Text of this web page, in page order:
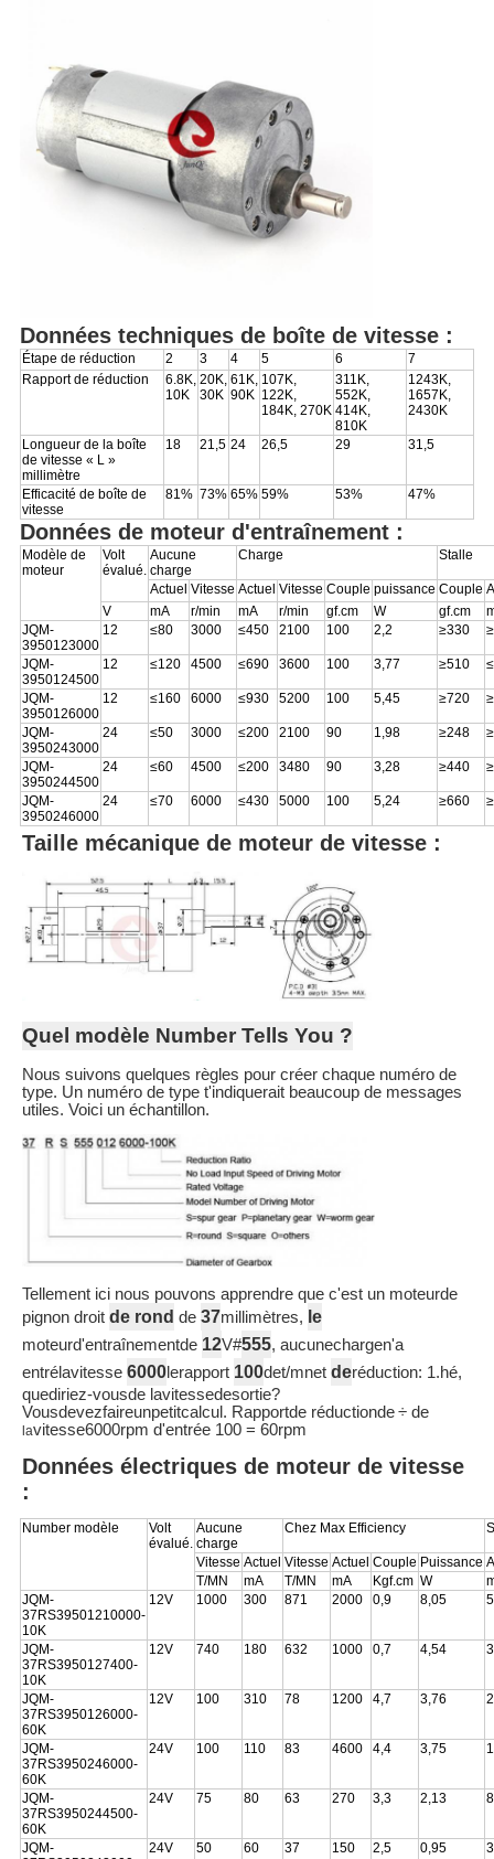
Données techniques de boîte de vitesse :
Étape de réduction 2 3 4 5 6
7
Rapport de réduction
6.8K,
10K
20K,
30K
61K,
90K
107K,
122K,
184K, 270K
311K,
552K,
414K,
810K
1243K,
1657K,
2430K
Longueur de la boîte
de vitesse « L »
millimètre
18 21,5 24 26,5 29 31,5
Efficacité de boîte de
vitesse
81% 73% 65% 59% 53% 47%
Données de moteur d'entraînement :
Modèle de
moteur
Volt
évalué.
Aucune
charge
Charge Stalle
Actuel Vitesse Actuel Vitesse Couple puissance Couple
V
mA r/min mA r/min gf.cm W gf.cm
JQM-
3950123000
12 ≤80 3000 ≤450 2100 100 2,2 ≥330
JQM-
3950124500
12 ≤120 4500 ≤690 3600 100 3,77 ≥510
JQM-
3950126000
12 ≤160 6000 ≤930 5200 100 5,45 ≥720
JQM-
3950243000
24 ≤50 3000 ≤200 2100 90 1,98 ≥248
JQM-
3950244500
24 ≤60 4500 ≤200 3480 90 3,28 ≥440
JQM-
3950246000
24 ≤70 6000 ≤430 5000 100 5,24 ≥660
Taille mécanique de moteur de vitesse :
Quel modèle Number Tells You ?
Nous suivons quelques règles pour créer chaque numéro de
type. Un numéro de type t'indiquerait beaucoup de messages
utiles. Voici un échantillon.
Tellement ici nous pouvons apprendre que c'est un moteurde
pignon droit de rond de 37millimètres, le
moteurd'entraînementde 12V#555, aucunechargen'a
entrélavitesse 6000lerapport 100det/mnet deréduction: 1.hé,
quediriez-vousde lavitessedesortie?
Vousdevezfaireunpetitcalcul. Rapportde réductionde÷ de
lavitesse6000rpm d'entrée 100 = 60rpm
Données électriques de moteur de vitesse
:
Number modèle
Volt
évalué.
Aucune
charge
Chez Max Efficiency
Vitesse Actuel Vitesse Actuel Couple Puissance
T/MN
mA T/MN mA Kgf.cm W
JQM-
37RS39501210000-
10K
12V 1000 300 871 2000 0,9 8,05
JQM-
37RS3950127400-
10K
12V 740 180 632 1000 0,7 4,54
JQM-
37RS3950126000-
60K
12V 100 310 78 1200 4,7 3,76
JQM-
37RS3950246000-
60K
24V 100 110 83 4600 4,4 3,75
JQM-
37RS3950244500-
60K
24V 75 80 63 270 3,3 2,13
JQM-
24V 50 60 37 150 2,5 0,95